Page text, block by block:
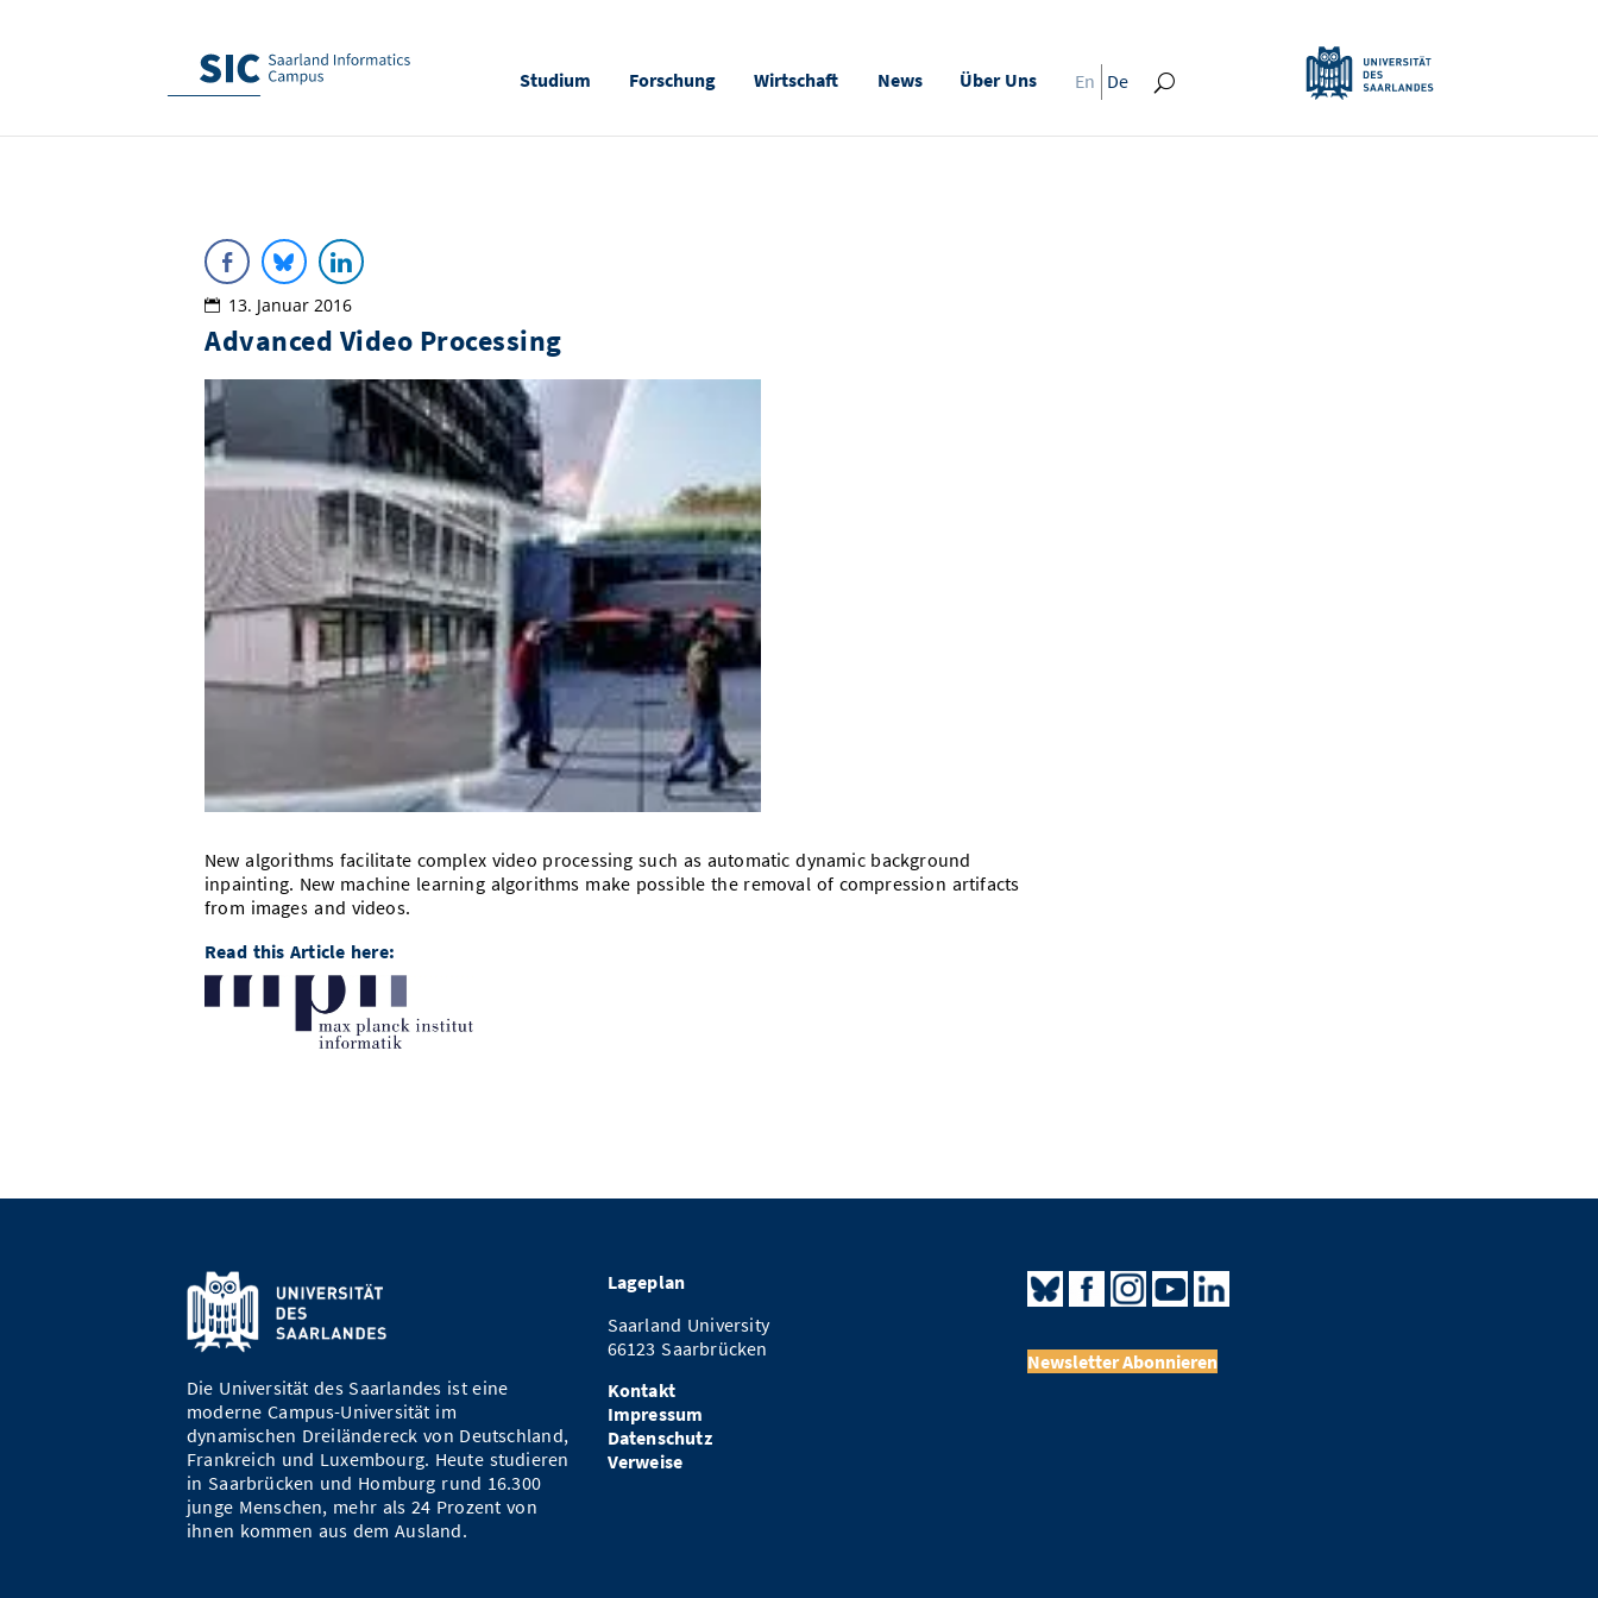
Studium Forschung Wirtschaft News Über Uns En De
13. Januar 2016
Advanced Video Processing
New algorithms facilitate complex video processing such as automatic dynamic background
inpainting. New machine learning algorithms make possible the removal of compression artifacts
from images and videos.
Read this Article here:
Die Universität des Saarlandes ist eine
moderne Campus-Universität im
dynamischen Dreiländereck von Deutschland,
Frankreich und Luxembourg. Heute studieren
in Saarbrücken und Homburg rund 16.300
junge Menschen, mehr als 24 Prozent von
ihnen kommen aus dem Ausland.
Lageplan
Saarland University
66123 Saarbrücken
Kontakt
Impressum
Datenschutz
Verweise
Newsletter Abonnieren